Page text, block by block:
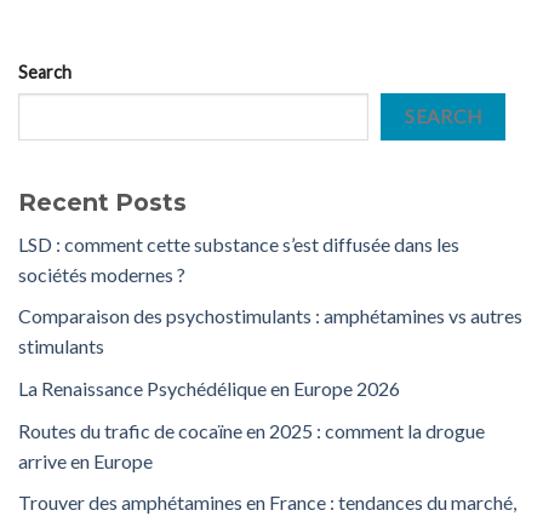
Search
SEARCH
Recent Posts
LSD : comment cette substance s’est diffusée dans les
sociétés modernes ?
Comparaison des psychostimulants : amphétamines vs autres
stimulants
La Renaissance Psychédélique en Europe 2026
Routes du trafic de cocaïne en 2025 : comment la drogue
arrive en Europe
Trouver des amphétamines en France : tendances du marché,